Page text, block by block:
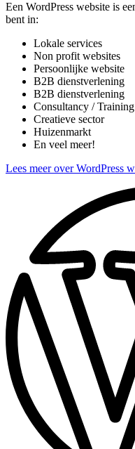
Een WordPress website is
bent in:
Lokale services
Non profit websites
Persoonlijke website
B2B dienstverlening
B2B dienstverlening
Consultancy /
Creatieve sector
Huizenmarkt
En veel meer!
Lees meer over WordPress